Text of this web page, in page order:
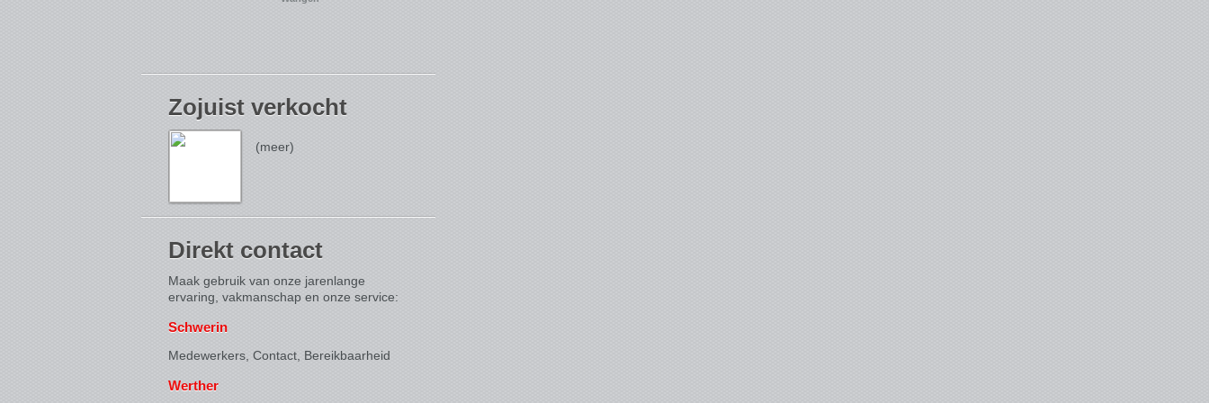
Zojuist verkocht
(meer)
Direkt contact
Maak gebruik van onze jarenlange
ervaring, vakmanschap en onze service:
Schwerin
Medewerkers, Contact, Bereikbaarheid
Werther